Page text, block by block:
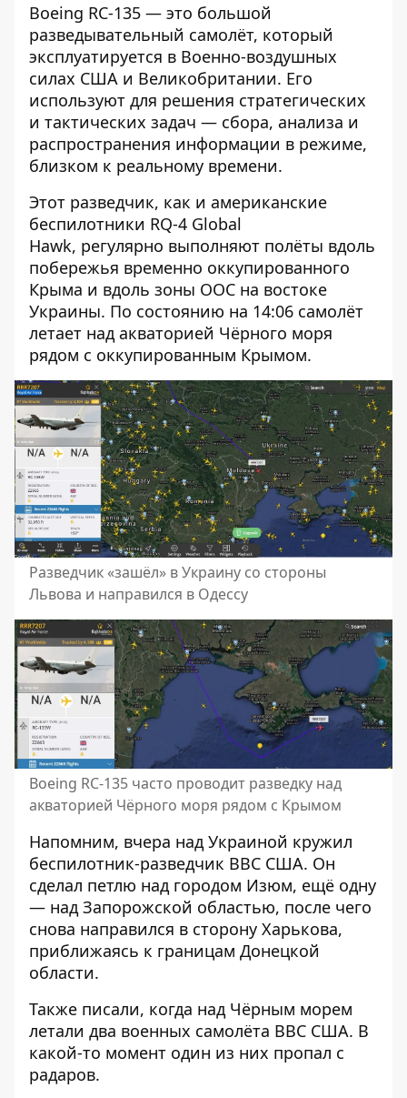
Boeing RC-135 — это большой
разведывательный самолёт, который
эксплуатируется в Военно-воздушных
силах США и Великобритании. Его
используют для решения стратегических
и тактических задач — сбора, анализа и
распространения информации в режиме,
близком к реальному времени.
Этот разведчик, как и американские
беспилотники RQ-4 Global
Hawk, регулярно выполняют полёты вдоль
побережья временно оккупированного
Крыма и вдоль зоны ООС на востоке
Украины. По состоянию на 14:06 самолёт
летает над акваторией Чёрного моря
рядом с оккупированным Крымом.
Разведчик «зашёл» в Украину со стороны
Львова и направился в Одессу
Boeing RC-135 часто проводит разведку над
акваторией Чёрного моря рядом с Крымом
Напомним, вчера над Украиной кружил
беспилотник-разведчик ВВС США. Он
сделал петлю над городом Изюм, ещё одну
— над Запорожской областью, после чего
снова направился в сторону Харькова,
приближаясь к границам Донецкой
области.
Также писали, когда над Чёрным морем
летали два военных самолёта ВВС США. В
какой-то момент один из них пропал с
радаров.